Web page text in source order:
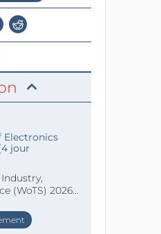
Electronics
jour
(WoTS) 2026
volledi